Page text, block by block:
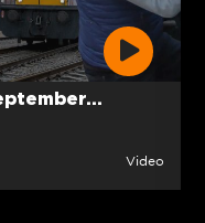
Video